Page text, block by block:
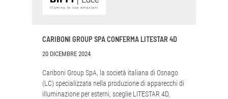
CARIBONI GROUP SPA CONFERMA LITESTAR 4D
20 DICEMBRE 2024
Cariboni Group SpA, la società italiana di Osnago
(LC) specializzata nella produzione di apparecchi di
illuminazione per esterni, sceglie LITESTAR 4D,